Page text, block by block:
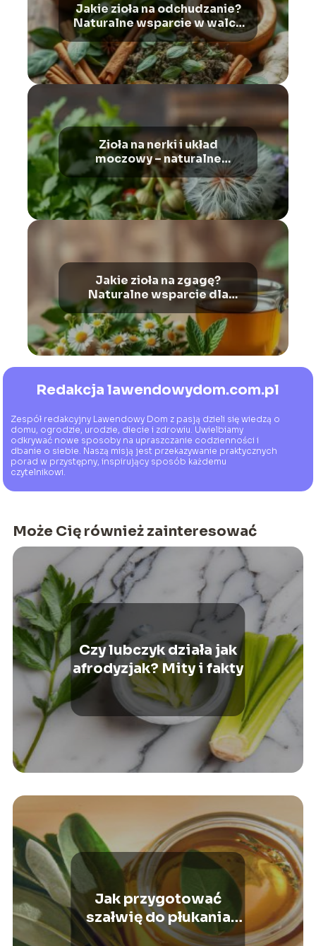
Jakie zioła na odchudzanie?
Naturalne wsparcie w walce
z nadwagą i otyłością
Zioła na nerki i układ
moczowy – naturalne
wsparcie dla zdrowia
Jakie zioła na zgagę?
Naturalne wsparcie dla
Twojego żołądka
Redakcja lawendowydom.com.pl
Zespół redakcyjny Lawendowy Dom z pasją dzieli się wiedzą o
domu, ogrodzie, urodzie, diecie i zdrowiu. Uwielbiamy
odkrywać nowe sposoby na upraszczanie codzienności i
dbanie o siebie. Naszą misją jest przekazywanie praktycznych
porad w przystępny, inspirujący sposób każdemu
czytelnikowi.
Może Cię również zainteresować
Czy lubczyk działa jak
afrodyzjak? Mity i fakty
Jak przygotować
szałwię do płukania
gardła?